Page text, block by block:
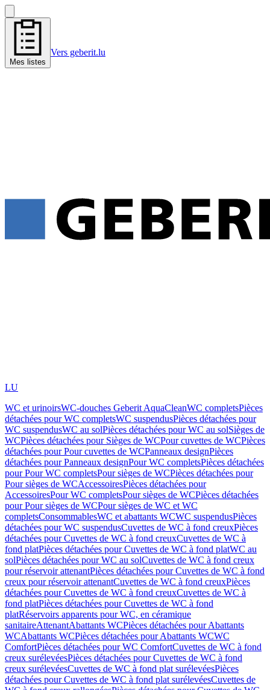
Mes listes
Vers geberit.lu
LU
WC et urinoirsWC-douches Geberit AquaCleanWC completsPièces
détachées pour WC completsWC suspendusPièces détachées pour
WC suspendusWC au solPièces détachées pour WC au solSièges de
WCPièces détachées pour Sièges de WCPour cuvettes de WCPièces
détachées pour Pour cuvettes de WCPanneaux designPièces
détachées pour Panneaux designPour WC completsPièces détachées
pour Pour WC completsPour sièges de WCPièces détachées pour
Pour sièges de WCAccessoiresPièces détachées pour
AccessoiresPour WC completsPour sièges de WCPièces détachées
pour Pour sièges de WCPour sièges de WC et WC
completsConsommablesWC et abattants WCWC suspendusPièces
détachées pour WC suspendusCuvettes de WC à fond creuxPièces
détachées pour Cuvettes de WC à fond creuxCuvettes de WC à
fond platPièces détachées pour Cuvettes de WC à fond platWC au
solPièces détachées pour WC au solCuvettes de WC à fond creux
pour réservoir attenantPièces détachées pour Cuvettes de WC à fond
creux pour réservoir attenantCuvettes de WC à fond creuxPièces
détachées pour Cuvettes de WC à fond creuxCuvettes de WC à
fond platPièces détachées pour Cuvettes de WC à fond
platRéservoirs apparents pour WC, en céramique
sanitaireAttenantAbattants WCPièces détachées pour Abattants
WCAbattants WCPièces détachées pour Abattants WCWC
ComfortPièces détachées pour WC ComfortCuvettes de WC à fond
creux surélevéesPièces détachées pour Cuvettes de WC à fond
creux surélevéesCuvettes de WC à fond plat surélevéesPièces
détachées pour Cuvettes de WC à fond plat surélevéesCuvettes de